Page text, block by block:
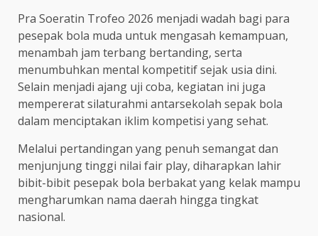
Pra Soeratin Trofeo 2026 menjadi wadah bagi para
pesepak bola muda untuk mengasah kemampuan,
menambah jam terbang bertanding, serta
menumbuhkan mental kompetitif sejak usia dini.
Selain menjadi ajang uji coba, kegiatan ini juga
mempererat silaturahmi antarsekolah sepak bola
dalam menciptakan iklim kompetisi yang sehat.
Melalui pertandingan yang penuh semangat dan
menjunjung tinggi nilai fair play, diharapkan lahir
bibit-bibit pesepak bola berbakat yang kelak mampu
mengharumkan nama daerah hingga tingkat
nasional.